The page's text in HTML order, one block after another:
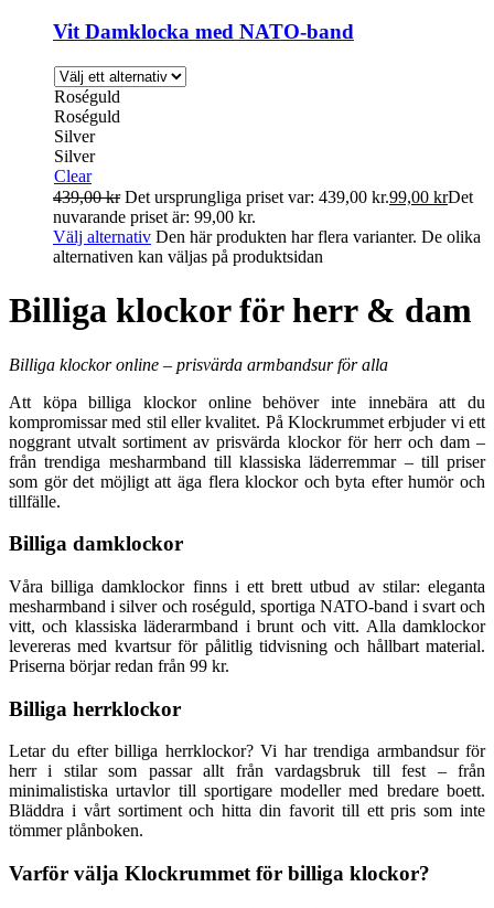
Vit Damklocka med NATO-band
Roséguld
Roséguld
Silver
Silver
Clear
439,00kr Det ursprungliga priset var: 439,00 kr.99,00 krDet
nuvarande priset är: 99,00 kr.
Välj alternativ Den här produkten har flera varianter. De olika
alternativen kan väljas på produktsidan
Billiga klockor för herr & dam
Billiga klockor online – prisvärda armbandsur för alla
Att köpa billiga klockor online behöver inte innebära att du
kompromissar med stil eller kvalitet. På Klockrummet erbjuder vi ett
noggrant utvalt sortiment av prisvärda klockor för herr och dam –
från trendiga mesharmband till klassiska läderremmar – till priser
som gör det möjligt att äga flera klockor och byta efter humör och
tillfälle.
Billiga damklockor
Våra billiga damklockor finns i ett brett utbud av stilar: eleganta
mesharmband i silver och roséguld, sportiga NATO-band i svart och
vitt, och klassiska läderarmband i brunt och vitt. Alla damklockor
levereras med kvartsur för pålitlig tidvisning och hållbart material.
Priserna börjar redan från 99 kr.
Billiga herrklockor
Letar du efter billiga herrklockor? Vi har trendiga armbandsur för
herr i stilar som passar allt från vardagsbruk till fest – från
minimalistiska urtavlor till sportigare modeller med bredare boett.
Bläddra i vårt sortiment och hitta din favorit till ett pris som inte
tömmer plånboken.
Varför välja Klockrummet för billiga klockor?